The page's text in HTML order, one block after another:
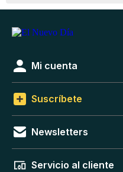
Mi cuenta
Suscríbete
Newsletters
Servicio al cliente